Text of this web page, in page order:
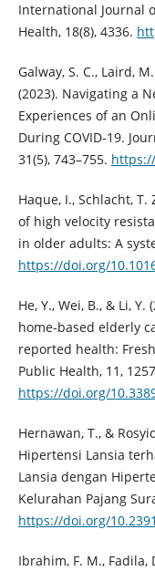
International Journal
Health, 18(8), 4336.
Galway, S. C., Laird,
(2023). Navigating a
Experiences of an
During COVID-19.
31(5), 743–755.
Haque, I., Schlacht, T.
of high velocity
in older adults: A
https://doi.org/
He, Y., Wei, B., & Li,
home-based elderly
reported health:
Public Health, 11,
https://doi.org/
Hernawan, T., &
Hipertensi Lansia
Lansia dengan
Kelurahan Pajang
https://doi.org/
Ibrahim, F. M., Fadila,